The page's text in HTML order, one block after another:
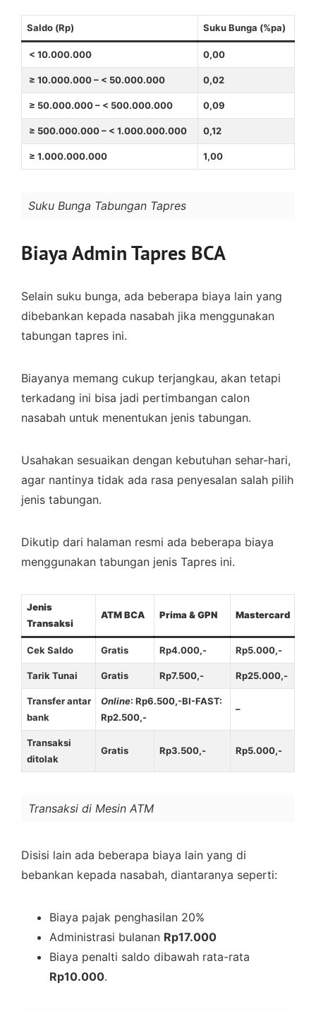
Saldo (Rp) Suku Bunga (%pa)
< 10.000.000 0,00
≥ 10.000.000 – < 50.000.000 0,02
≥ 50.000.000 – < 500.000.000 0,09
≥ 500.000.000 – < 1.000.000.000 0,12
≥ 1.000.000.000 1,00
Suku Bunga Tabungan Tapres
Biaya Admin Tapres BCA
Selain suku bunga, ada beberapa biaya lain yang
dibebankan kepada nasabah jika menggunakan
tabungan tapres ini.
Biayanya memang cukup terjangkau, akan tetapi
terkadang ini bisa jadi pertimbangan calon
nasabah untuk menentukan jenis tabungan.
Usahakan sesuaikan dengan kebutuhan sehar-hari,
agar nantinya tidak ada rasa penyesalan salah pilih
jenis tabungan.
Dikutip dari halaman resmi ada beberapa biaya
menggunakan tabungan jenis Tapres ini.
Jenis
Transaksi
ATM BCA Prima & GPN Mastercard
Cek Saldo Gratis Rp4.000,- Rp5.000,-
Tarik Tunai Gratis Rp7.500,- Rp25.000,-
Transfer antar
bank
Online: Rp6.500,-BI-FAST:
Rp2.500,-
–
Transaksi
ditolak
Gratis Rp3.500,- Rp5.000,-
Transaksi di Mesin ATM
Disisi lain ada beberapa biaya lain yang di
bebankan kepada nasabah, diantaranya seperti:
Biaya pajak penghasilan 20%
Administrasi bulanan Rp17.000
Biaya penalti saldo dibawah rata-rata
Rp10.000.